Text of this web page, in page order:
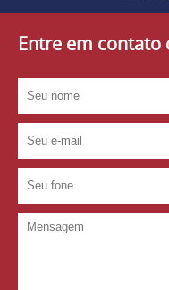
Entre em contato